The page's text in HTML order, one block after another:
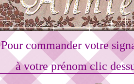
Pour commander votre
à votre prénom clic